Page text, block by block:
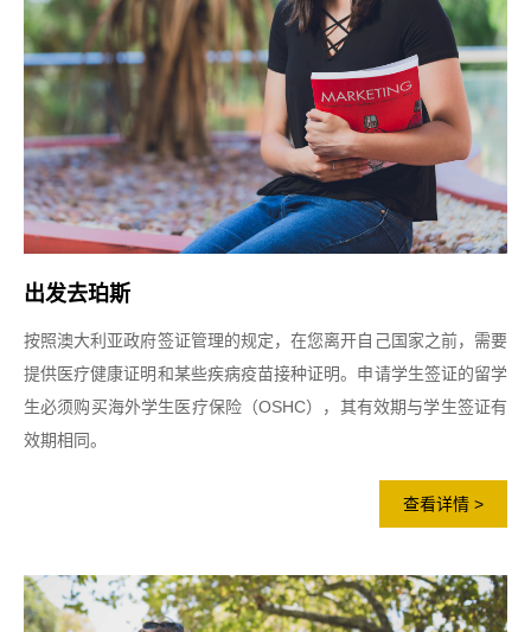
出发去珀斯
按照澳大利亚政府签证管理的规定，在您离开自己国家之前，需要
提供医疗健康证明和某些疾病疫苗接种证明。申请学生签证的留学
生必须购买海外学生医疗保险（OSHC），其有效期与学生签证有
效期相同。
查看详情 >